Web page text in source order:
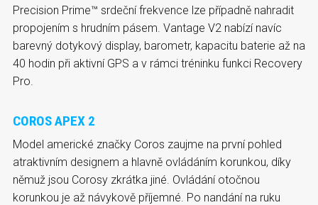
Precision Prime™ srdeční frekvence lze případně nahradit
propojením s hrudním pásem. Vantage V2 nabízí navíc
barevný dotykový display, barometr, kapacitu baterie až na
40 hodin při aktivní GPS a v rámci tréninku funkci Recovery
Pro.
COROS APEX 2
Model americké značky Coros zaujme na první pohled
atraktivním designem a hlavně ovládáním korunkou, díky
němuž jsou Corosy zkrátka jiné. Ovládání otočnou
korunkou je až návykově příjemné. Po nandání na ruku